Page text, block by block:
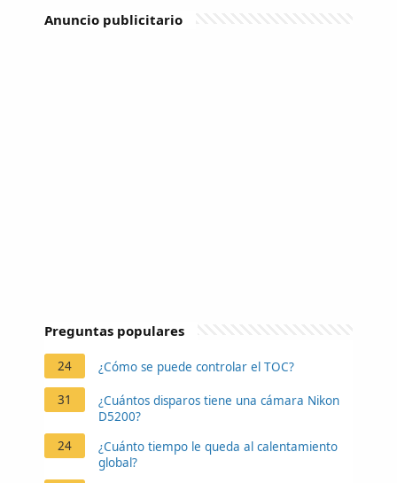
Anuncio publicitario
Preguntas populares
24 ¿Cómo se puede controlar el TOC?
31
¿Cuántos disparos tiene una cámara Nikon
D5200?
24
¿Cuánto tiempo le queda al calentamiento
global?